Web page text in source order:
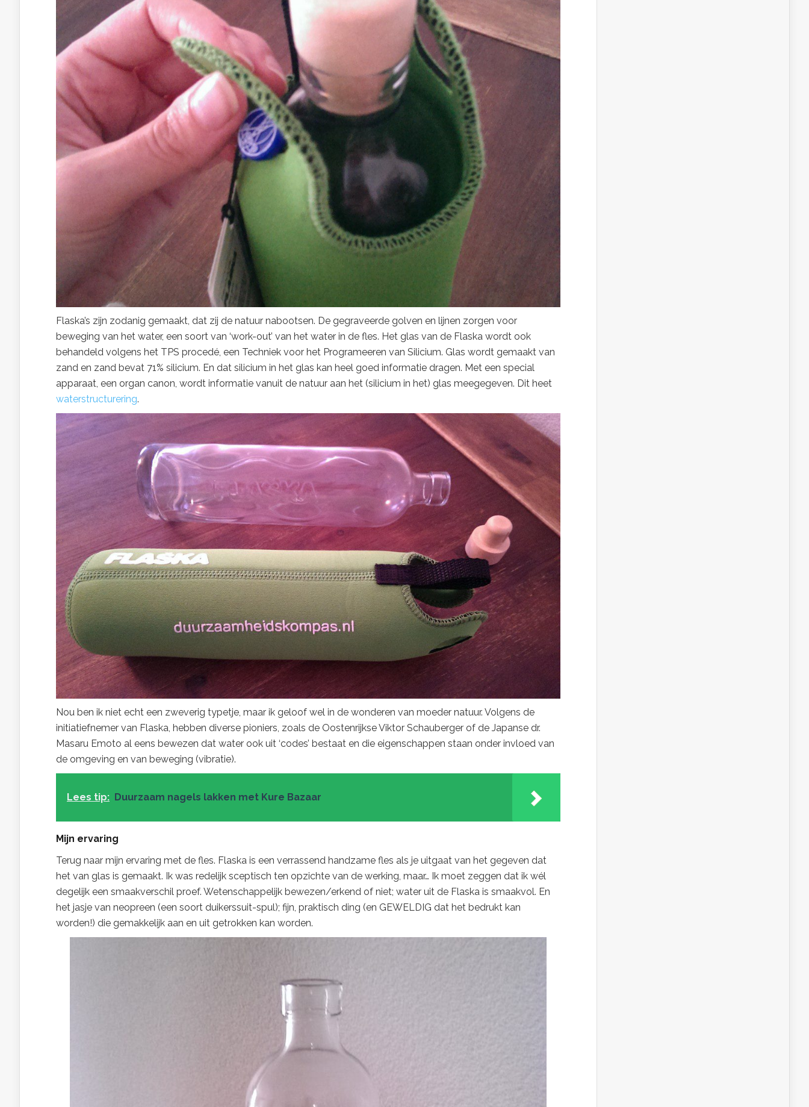
Flaska’s zijn zodanig gemaakt, dat zij de natuur nabootsen. De gegraveerde golven en lijnen zorgen voor
beweging van het water, een soort van ‘work-out’ van het water in de fles. Het glas van de Flaska wordt ook
behandeld volgens het TPS procedé, een Techniek voor het Programeeren van Silicium. Glas wordt gemaakt van
zand en zand bevat 71% silicium. En dat silicium in het glas kan heel goed informatie dragen. Met een special
apparaat, een organ canon, wordt informatie vanuit de natuur aan het (silicium in het) glas meegegeven. Dit heet
waterstructurering.
Nou ben ik niet echt een zweverig typetje, maar ik geloof wel in de wonderen van moeder natuur. Volgens de
initiatiefnemer van Flaska, hebben diverse pioniers, zoals de Oostenrijkse Viktor Schauberger of de Japanse dr.
Masaru Emoto al eens bewezen dat water ook uit ‘codes’ bestaat en die eigenschappen staan onder invloed van
de omgeving en van beweging (vibratie).
Lees tip: Duurzaam nagels lakken met Kure Bazaar
Mijn ervaring
Terug naar mijn ervaring met de fles. Flaska is een verrassend handzame fles als je uitgaat van het gegeven dat
het van glas is gemaakt. Ik was redelijk sceptisch ten opzichte van de werking, maar… Ik moet zeggen dat ik wél
degelijk een smaakverschil proef. Wetenschappelijk bewezen/erkend of niet; water uit de Flaska is smaakvol. En
het jasje van neopreen (een soort duikerssuit-spul); fijn, praktisch ding (en GEWELDIG dat het bedrukt kan
worden!) die gemakkelijk aan en uit getrokken kan worden.